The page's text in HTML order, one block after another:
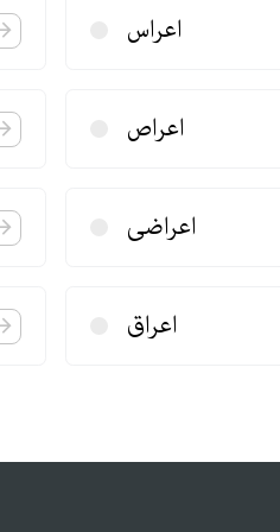
اعراس
اعراص
اعراضی
اعراق